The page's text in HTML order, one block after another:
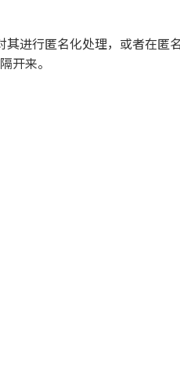
进行匿名化处理，或者在匿
开来。